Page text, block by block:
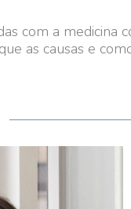
com a
as causas e